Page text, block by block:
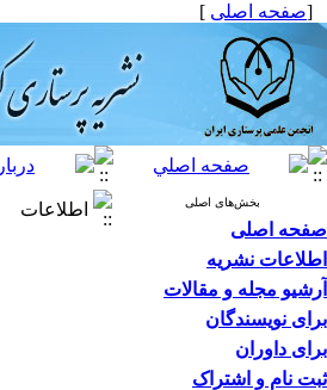
[صفحه اصلی ]
بخش‌های اصلی
صفحه اصلی
اطلاعات نشریه
آرشیو مجله و مقالات
برای نویسندگان
برای داوران
ثبت نام و اشتراک
اطلاعات